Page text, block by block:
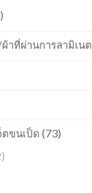
าที่ผ่านการลามิเนต
ตขนเป็ด (73)